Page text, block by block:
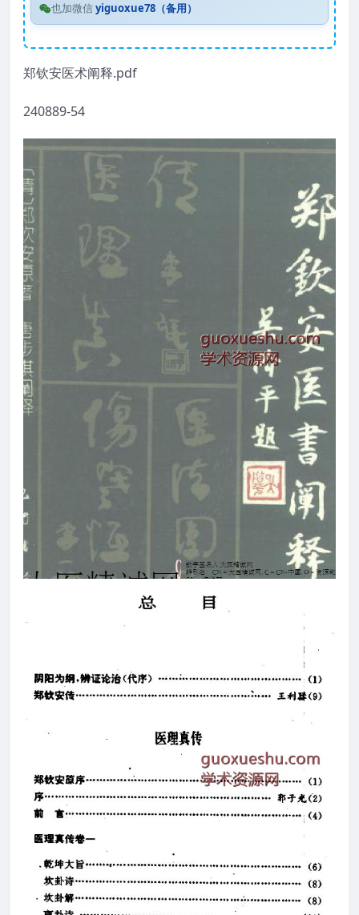
也加微信yiguoxue78（备用）
郑钦安医术阐释.pdf
240889-54